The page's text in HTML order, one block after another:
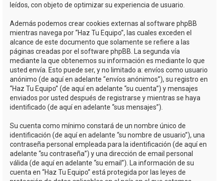
leídos, con objeto de optimizar su experiencia de usuario.
Además podemos crear cookies externas al software phpBB
mientras navega por “Haz Tu Equipo”, las cuales exceden el
alcance de este documento que solamente se refiere a las
páginas creadas por el software phpBB. La segunda vía
mediante la que obtenemos su información es mediante lo que
usted envía. Esto puede ser, y no limitado a: envíos como usuario
anónimo (de aquí en adelante “envíos anónimos”), su registro en
“Haz Tu Equipo” (de aquí en adelante “su cuenta”) y mensajes
enviados por usted después de registrarse y mientras se haya
identificado (de aquí en adelante “sus mensajes”).
Su cuenta como mínimo constará de un nombre único de
identificación (de aquí en adelante “su nombre de usuario”), una
contraseña personal empleada para la identificación (de aquí en
adelante “su contraseña”) y una dirección de email personal
válida (de aquí en adelante “su email”). La información de su
cuenta en “Haz Tu Equipo” está protegida por las leyes de